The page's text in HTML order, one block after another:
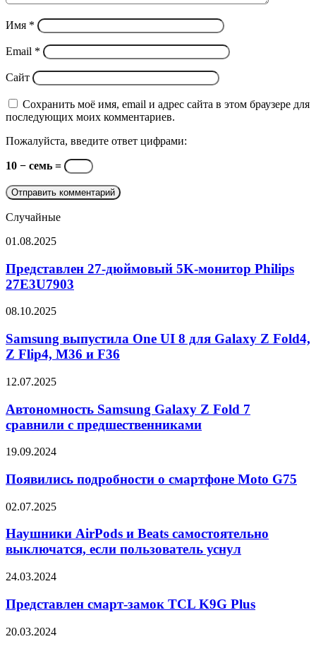
Имя *
Email *
Сайт
Сохранить моё имя, email и адрес сайта в этом браузере для
последующих моих комментариев.
Пожалуйста, введите ответ цифрами:
10 − семь =
Случайные
Представлен
дюймовый
5K-
монитор
27E3U7903
01.08.2025
Представлен 27-дюймовый 5K-монитор Philips
27E3U7903
Samsung
One
UI
8
Galaxy
Fold4,
Z
M36
F36
08.10.2025
Samsung выпустила One UI 8 для Galaxy Z Fold4,
Z Flip4, M36 и F36
Автономность
Galaxy
Z
Fold
сравнили
предшественниками
12.07.2025
Автономность Samsung Galaxy Z Fold 7
сравнили с предшественниками
Появились
о
смартфоне
Moto
G75
19.09.2024
Появились подробности о смартфоне Moto G75
Наушники
и
Beats
самостоятельно
если
уснул
02.07.2025
Наушники AirPods и Beats самостоятельно
выключатся, если пользователь уснул
Представлен
замок
TCL
K9G
Plus
24.03.2024
Представлен смарт-замок TCL K9G Plus
Xiaomi
20.03.2024